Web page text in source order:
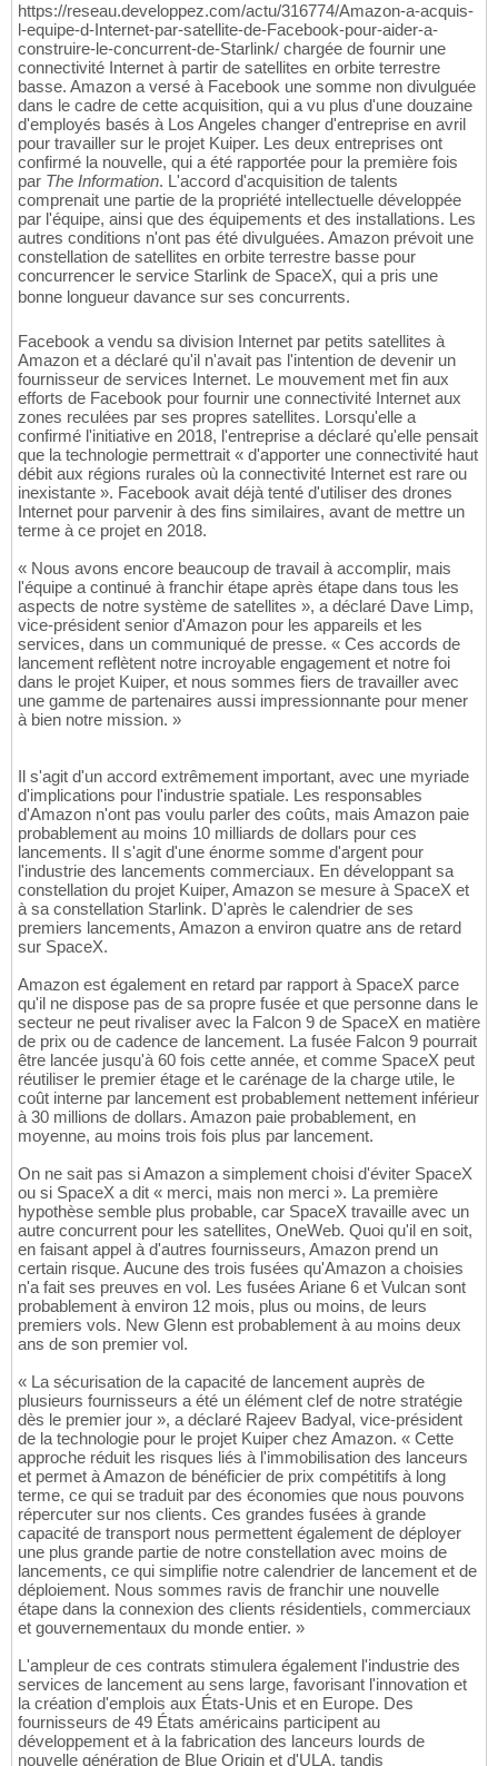
https://reseau.developpez.com/actu/316774/Amazon-a-acquis-
l-equipe-d-Internet-par-satellite-de-Facebook-pour-aider-a-
construire-le-concurrent-de-Starlink/ chargée de fournir une
connectivité Internet à partir de satellites en orbite terrestre
basse. Amazon a versé à Facebook une somme non divulguée
dans le cadre de cette acquisition, qui a vu plus d'une douzaine
d'employés basés à Los Angeles changer d'entreprise en avril
pour travailler sur le projet Kuiper. Les deux entreprises ont
confirmé la nouvelle, qui a été rapportée pour la première fois
par The Information. L'accord d'acquisition de talents
comprenait une partie de la propriété intellectuelle développée
par l'équipe, ainsi que des équipements et des installations. Les
autres conditions n'ont pas été divulguées. Amazon prévoit une
constellation de satellites en orbite terrestre basse pour
concurrencer le service Starlink de SpaceX, qui a pris une
bonne longueur davance sur ses concurrents.
Facebook a vendu sa division Internet par petits satellites à
Amazon et a déclaré qu'il n'avait pas l'intention de devenir un
fournisseur de services Internet. Le mouvement met fin aux
efforts de Facebook pour fournir une connectivité Internet aux
zones reculées par ses propres satellites. Lorsqu'elle a
confirmé l'initiative en 2018, l'entreprise a déclaré qu'elle pensait
que la technologie permettrait « d'apporter une connectivité haut
débit aux régions rurales où la connectivité Internet est rare ou
inexistante ». Facebook avait déjà tenté d'utiliser des drones
Internet pour parvenir à des fins similaires, avant de mettre un
terme à ce projet en 2018.
« Nous avons encore beaucoup de travail à accomplir, mais
l'équipe a continué à franchir étape après étape dans tous les
aspects de notre système de satellites », a déclaré Dave Limp,
vice-président senior d'Amazon pour les appareils et les
services, dans un communiqué de presse. « Ces accords de
lancement reflètent notre incroyable engagement et notre foi
dans le projet Kuiper, et nous sommes fiers de travailler avec
une gamme de partenaires aussi impressionnante pour mener
à bien notre mission. »
Il s'agit d'un accord extrêmement important, avec une myriade
d'implications pour l'industrie spatiale. Les responsables
d'Amazon n'ont pas voulu parler des coûts, mais Amazon paie
probablement au moins 10 milliards de dollars pour ces
lancements. Il s'agit d'une énorme somme d'argent pour
l'industrie des lancements commerciaux. En développant sa
constellation du projet Kuiper, Amazon se mesure à SpaceX et
à sa constellation Starlink. D'après le calendrier de ses
premiers lancements, Amazon a environ quatre ans de retard
sur SpaceX.
Amazon est également en retard par rapport à SpaceX parce
qu'il ne dispose pas de sa propre fusée et que personne dans le
secteur ne peut rivaliser avec la Falcon 9 de SpaceX en matière
de prix ou de cadence de lancement. La fusée Falcon 9 pourrait
être lancée jusqu'à 60 fois cette année, et comme SpaceX peut
réutiliser le premier étage et le carénage de la charge utile, le
coût interne par lancement est probablement nettement inférieur
à 30 millions de dollars. Amazon paie probablement, en
moyenne, au moins trois fois plus par lancement.
On ne sait pas si Amazon a simplement choisi d'éviter SpaceX
ou si SpaceX a dit « merci, mais non merci ». La première
hypothèse semble plus probable, car SpaceX travaille avec un
autre concurrent pour les satellites, OneWeb. Quoi qu'il en soit,
en faisant appel à d'autres fournisseurs, Amazon prend un
certain risque. Aucune des trois fusées qu'Amazon a choisies
n'a fait ses preuves en vol. Les fusées Ariane 6 et Vulcan sont
probablement à environ 12 mois, plus ou moins, de leurs
premiers vols. New Glenn est probablement à au moins deux
ans de son premier vol.
« La sécurisation de la capacité de lancement auprès de
plusieurs fournisseurs a été un élément clef de notre stratégie
dès le premier jour », a déclaré Rajeev Badyal, vice-président
de la technologie pour le projet Kuiper chez Amazon. « Cette
approche réduit les risques liés à l'immobilisation des lanceurs
et permet à Amazon de bénéficier de prix compétitifs à long
terme, ce qui se traduit par des économies que nous pouvons
répercuter sur nos clients. Ces grandes fusées à grande
capacité de transport nous permettent également de déployer
une plus grande partie de notre constellation avec moins de
lancements, ce qui simplifie notre calendrier de lancement et de
déploiement. Nous sommes ravis de franchir une nouvelle
étape dans la connexion des clients résidentiels, commerciaux
et gouvernementaux du monde entier. »
L'ampleur de ces contrats stimulera également l'industrie des
services de lancement au sens large, favorisant l'innovation et
la création d'emplois aux États-Unis et en Europe. Des
fournisseurs de 49 États américains participent au
développement et à la fabrication des lanceurs lourds de
nouvelle génération de Blue Origin et d'ULA, tandis